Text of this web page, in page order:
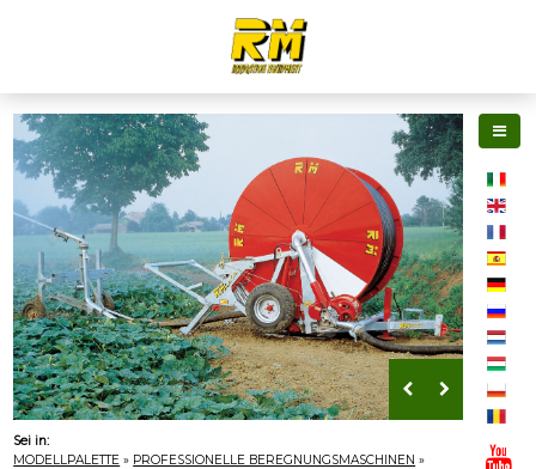
Sei in:
MODELLPALETTE » PROFESSIONELLE BEREGNUNGSMASCHINEN »